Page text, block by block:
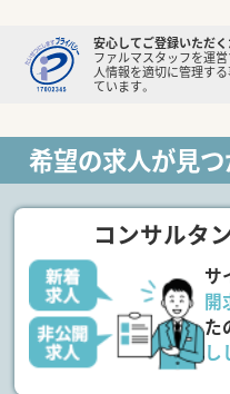
安心してご登録いただ
ファルマスタッフを運営
人情報を適切に管理す
ています。
希望の求人が見
コンサルタ
サ
開
た
し